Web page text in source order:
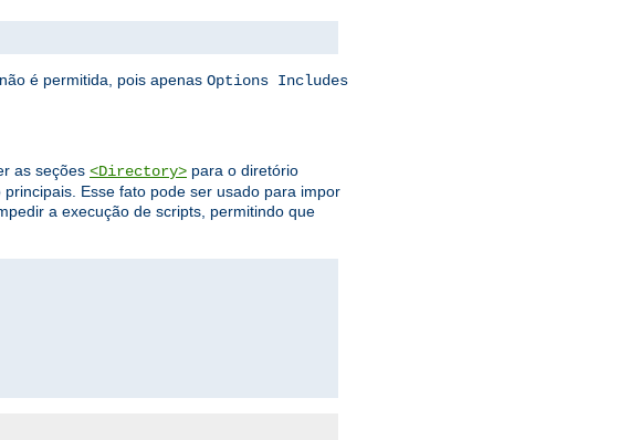
é permitida, pois apenas Options Includes
as seções <Directory> para o diretório
Esse fato pode ser usado para impor
a execução de scripts, permitindo que